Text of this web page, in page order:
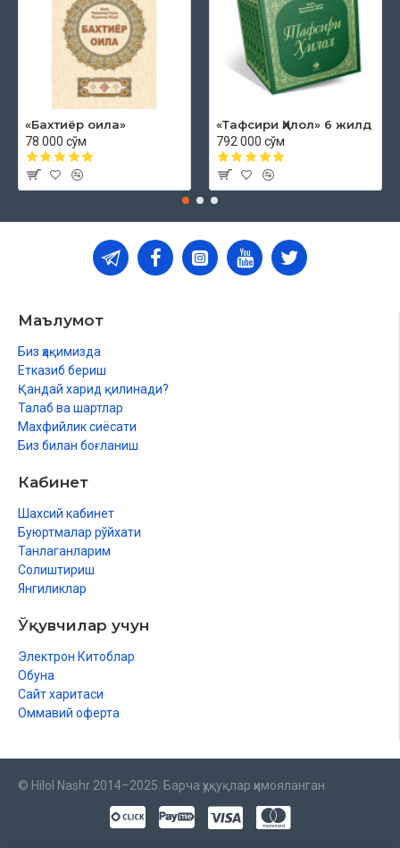
«Бахтиёр оила»
78 000 сўм
«Тафсири Ҳилол» 6 жилд
792 000 сўм
Маълумот
Биз ҳақимизда
Етказиб бериш
Қандай харид қилинади?
Талаб ва шартлар
Махфийлик сиёсати
Биз билан боғланиш
Кабинет
Шахсий кабинет
Буюртмалар рўйхати
Танлаганларим
Солиштириш
Янгиликлар
Ўқувчилар учун
Электрон Китоблар
Обуна
Сайт харитаси
Оммавий оферта
© Hilol Nashr 2014–2025. Барча ҳуқуқлар ҳимояланган